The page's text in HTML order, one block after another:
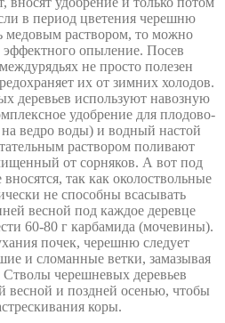
в период цветения черешню
медовым раствором, то можно
эффектного опыление. Посев
не просто полезен
их от зимних холодов.
деревьев используют навозную
удобрение для плодово-
ведро воды) и водный настой
раствором поливают
от сорняков. А вот под
так как околоствольные
не способны всасывать
весной под каждое деревце
60-80 г карбамида (мочевины).
почек, черешню следует
и сломанные ветки, замазывая
черешневых деревьев
весной и поздней осенью, чтобы
коры.